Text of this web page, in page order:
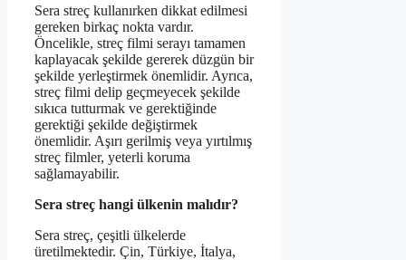
Sera streç kullanırken dikkat edilmesi
gereken birkaç nokta vardır.
Öncelikle, streç filmi serayı tamamen
kaplayacak şekilde gererek düzgün bir
şekilde yerleştirmek önemlidir. Ayrıca,
streç filmi delip geçmeyecek şekilde
sıkıca tutturmak ve gerektiğinde
gerektiği şekilde değiştirmek
önemlidir. Aşırı gerilmiş veya yırtılmış
streç filmler, yeterli koruma
sağlamayabilir.
Sera streç hangi ülkenin malıdır?
Sera streç, çeşitli ülkelerde
üretilmektedir. Çin, Türkiye, İtalya,